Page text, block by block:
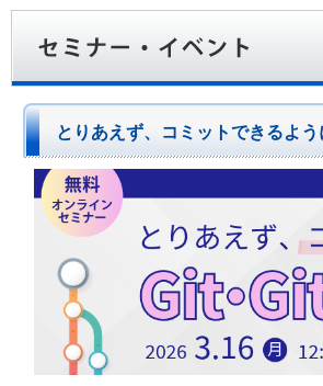
とりあえず、コミットできるよ